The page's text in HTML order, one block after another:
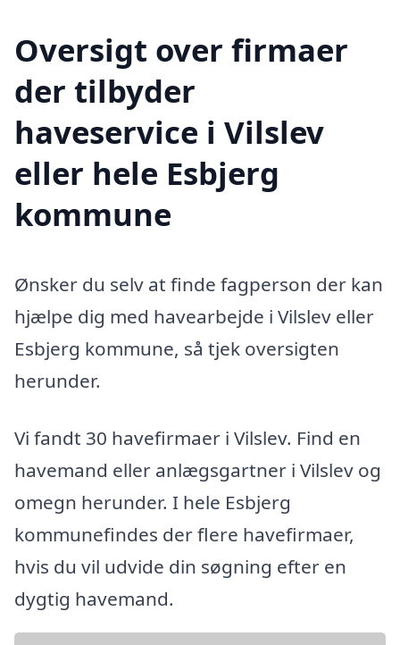
Oversigt over firmaer
der tilbyder
haveservice i Vilslev
eller hele Esbjerg
kommune
Ønsker du selv at finde fagperson der kan
hjælpe dig med havearbejde i Vilslev eller
Esbjerg kommune, så tjek oversigten
herunder.
Vi fandt 30 havefirmaer i Vilslev. Find en
havemand eller anlægsgartner i Vilslev og
omegn herunder. I hele Esbjerg
kommunefindes der flere havefirmaer,
hvis du vil udvide din søgning efter en
dygtig havemand.